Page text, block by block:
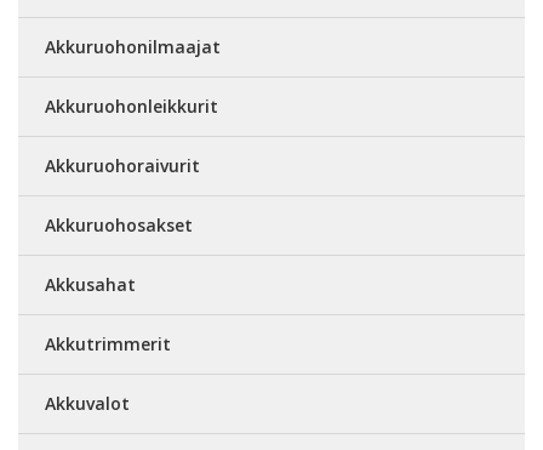
Akkuruohonilmaajat
Akkuruohonleikkurit
Akkuruohoraivurit
Akkuruohosakset
Akkusahat
Akkutrimmerit
Akkuvalot